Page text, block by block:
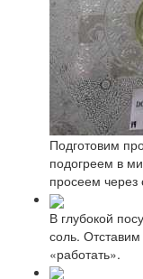
Подготовим
подогреем в
просеем через
В глубокой
соль.
«работать».